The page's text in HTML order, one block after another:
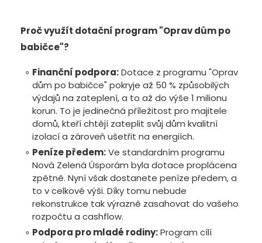
Proč využít dotační program "Oprav dům po
babičce"?
Finanční podpora:Dotace z programu "Oprav
dům po babičce" pokryje až 50 % způsobilých
výdajů na zateplení, a to až do výše 1 milionu
korun. To je jedinečná příležitost pro majitele
domů, kteří chtějí zateplit svůj dům kvalitní
izolací a zároveň ušetřit na energiích.
Peníze předem:Ve standardním programu
Nová Zelená Úsporám byla dotace proplácena
zpětně. Nyní však dostanete peníze předem, a
to v celkové výši. Díky tomu nebude
rekonstrukce tak výrazně zasahovat do vašeho
rozpočtu a cashflow.
Podpora pro mladé rodiny:Program cílí